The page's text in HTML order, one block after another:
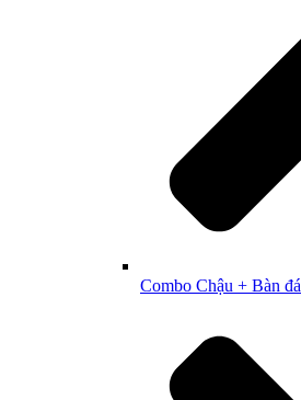
Combo Chậu + Bàn đá